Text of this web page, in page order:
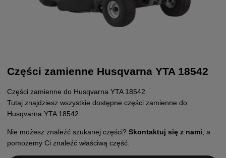
Części zamienne Husqvarna YTA 18542
Części zamienne do Husqvarna YTA 18542
Tutaj znajdziesz wszystkie dostępne części zamienne do
Husqvarna YTA 18542.
Nie możesz znaleźć szukanej części? Skontaktuj się z nami , a
pomożemy Ci znaleźć właściwą część.